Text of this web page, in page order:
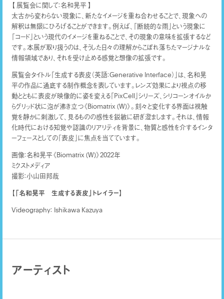
【 展覧会に関して：名和晃平 】
太古から変わらない現象に、新たなイメージを重ね合わせることで、現象への
解釈は無限にひろげることができます。例えば、「断続的な雨」という現象に
「コード」という現代のイメージを重ねることで、その現象の意味を拡張するなど
です。本展が取り扱うのは、そうした日々の理解からこぼれ落ちたマージナルな
情報領域であり、それを受け止める感覚と想像の拡張です。
展覧会タイトル「生成する表皮（英語：Generative Interface）」は、名和晃
平の作品に通底する制作概念を表しています。レンズ効果により視点の移
動とともに表皮が映像的に姿を変える「PixCell」シリーズ、シリコーンオイルか
らグリッド状に泡が沸き立つ《Biomatrix (W)》。刻々と変化する界面は視触
覚を静かに刺激して、見るものの感性を鋭敏に研ぎ澄まします。それは、情報
化時代における知覚や認識のリアリティを背景に、物質と感性を介するインタ
ーフェースとしての「表皮」に焦点を当てています。
画像：名和晃平《Biomatrix (W)》2022年
ミクストメディア
撮影：小山田邦哉
【「名和晃平 生成する表皮」トレイラー】
Videography： Ishikawa Kazuya
アーティスト